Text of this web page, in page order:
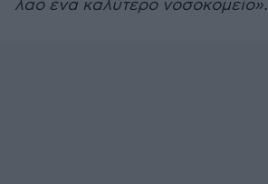
λαό ένα καλύτερο νοσοκομείο».